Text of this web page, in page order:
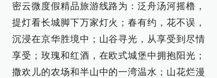
密云微度假精品旅游线路为：泛舟汤河摇橹，
提灯看长城脚下万家灯火；春有约，花不误，
沉浸在京华胜境中；山谷寻光，从享受到尽情
享受；玫瑰和红酒，在欧式城堡中拥抱阳光；
撒欢儿的农场和半山中的一湾温水；山花烂漫